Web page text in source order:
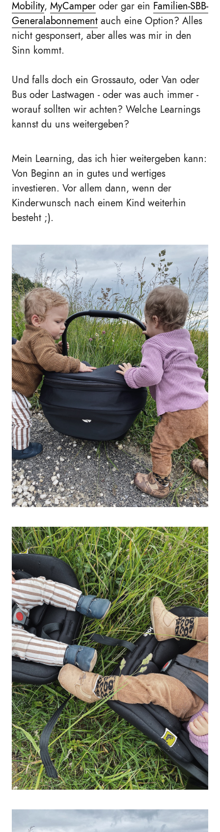
Mobility, MyCamper oder gar ein Familien-SBB-
Generalabonnement auch eine Option? Alles
nicht gesponsert, aber alles was mir in den
Sinn kommt.
Und falls doch ein Grossauto, oder Van oder
Bus oder Lastwagen - oder was auch immer -
worauf sollten wir achten? Welche Learnings
kannst du uns weitergeben?
Mein Learning, das ich hier weitergeben kann:
Von Beginn an in gutes und wertiges
investieren. Vor allem dann, wenn der
Kinderwunsch nach einem Kind weiterhin
besteht ;).